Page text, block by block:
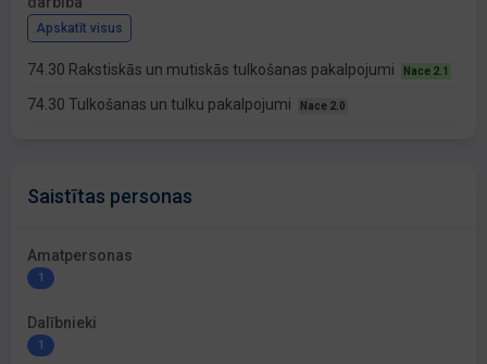
Apskatīt visus
74.30 Rakstiskās un mutiskās tulkošanas pakalpojumi Nace 2.1
74.30 Tulkošanas un tulku pakalpojumi Nace 2.0
Saistītas personas
Amatpersonas
1
Dalībnieki
1